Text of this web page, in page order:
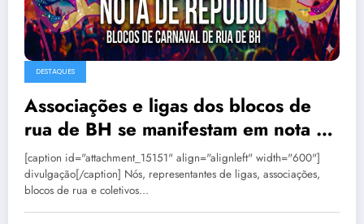
DESTAQUES
Associações e ligas dos blocos de
rua de BH se manifestam em nota de
repúdio
[caption id="attachment_15151" align="alignleft" width="600"]
divulgação[/caption] Nós, representantes de ligas, associações,
blocos de rua e coletivos…